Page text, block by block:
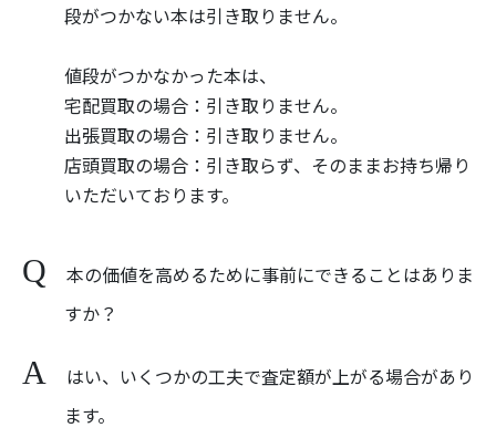
段がつかない本は引き取りません。
値段がつかなかった本は、
宅配買取の場合：引き取りません。
出張買取の場合：引き取りません。
店頭買取の場合：引き取らず、そのままお持ち帰り
いただいております。
本の価値を高めるために事前にできることはありま
すか？
はい、いくつかの工夫で査定額が上がる場合があり
ます。